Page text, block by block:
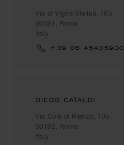
Via di Vigna Stelluti, 165
00191, Roma
Italy
+39 06 45435900
DIEGO CATALDI
Via Cola di Rienzo, 105
00192, Roma
Italy